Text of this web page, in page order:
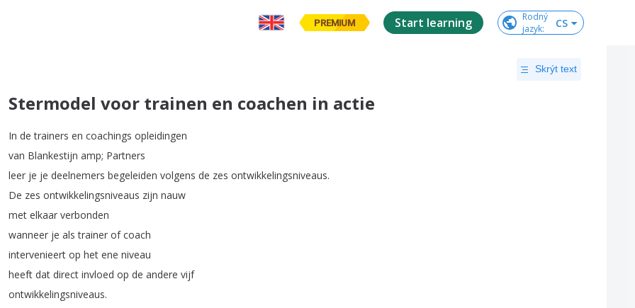
PREMIUM Start learning
Rodný
jazyk: CS
Skrýt text
Stermodel voor trainen en coachen in actie
In de trainers en coachings opleidingen
van Blankestijn amp; Partners
leer je je deelnemers begeleiden volgens de zes ontwikkelingsniveaus.
De zes ontwikkelingsniveaus zijn nauw
met elkaar verbonden
wanneer je als trainer of coach
intervenieert op het ene niveau
heeft dat direct invloed op de andere vijf
ontwikkelingsniveaus.